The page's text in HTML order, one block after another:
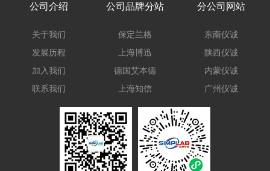
公司介绍
关于我们
发展历程
加入我们
联系我们
公司品牌分站
保定兰格
上海博迅
德国艾本德
上海知信
分公司网站
东南仪诚
陕西仪诚
内蒙仪诚
广州仪诚